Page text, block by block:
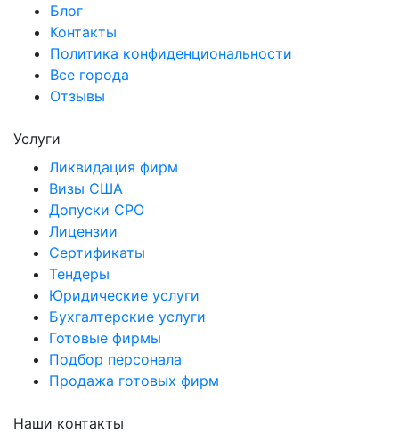
Блог
Контакты
Политика конфиденциональности
Все города
Отзывы
Услуги
Ликвидация фирм
Визы США
Допуски СРО
Лицензии
Сертификаты
Тендеры
Юридические услуги
Бухгалтерские услуги
Готовые фирмы
Подбор персонала
Продажа готовых фирм
Наши контакты